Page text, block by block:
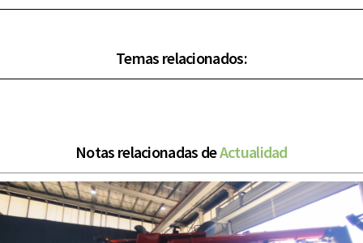
Temas relacionados:
Notas relacionadas deActualidad